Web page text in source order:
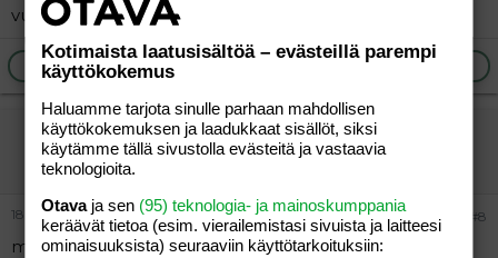
vuotiaallekkaan. Meillä näin.
Vastaa
Ilmoita asiaton viesti
julia05
Jäsen
18.06.2010 #8
meillä tyttö on aina tykännyt siitä vaikka noita onkin
Kotimaista laatusisältöä – evästeillä parempi
käyttökokemus
Haluamme tarjota sinulle parhaan mahdollisen
käyttökokemuksen ja laadukkaat sisällöt, siksi
käytämme tällä sivustolla evästeitä ja vastaavia
teknologioita.
Otavaja sen (95) teknologia- ja mainoskumppania
keräävät tietoa (esim. vierailemis­tasi sivuista ja laitteesi
ominaisuuk­sista) seuraaviin käyttötarkoituksiin: